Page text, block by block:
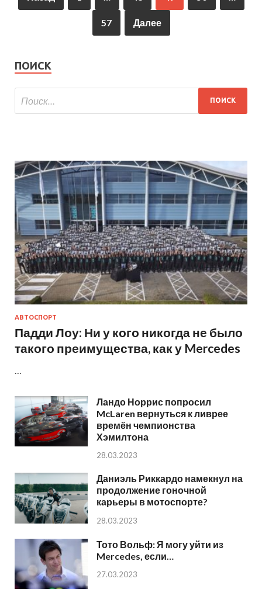
57 Далее
ПОИСК
АВТОСПОРТ
Падди Лоу: Ни у кого никогда не было
такого преимущества, как у Mercedes
Ландо Норрис попросил
McLaren вернуться к ливрее
времён чемпионства
Хэмилтона
28.03.2023
Даниэль Риккардо намекнул на
продолжение гоночной
карьеры в мотоспорте?
28.03.2023
Тото Вольф: Я могу уйти из
Mercedes, если…
27.03.2023